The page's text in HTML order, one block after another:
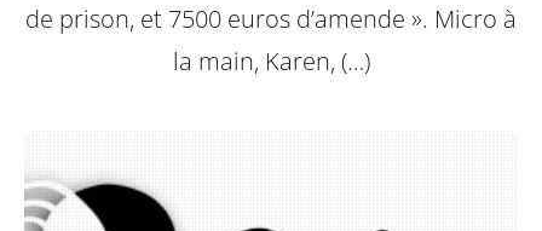
de prison, et 7500 euros d’amende ». Micro à
la main, Karen, (…)